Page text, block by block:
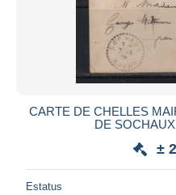
CARTE DE CHELLES
DE
±
Estatus